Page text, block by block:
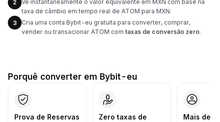
2
Vê instantaneamente o valor equivalente em MXN com base na
taxa de câmbio em tempo real de ATOM para MXN.
3
Cria uma conta Bybit-eu gratuita para converter, comprar,
vender ou transacionar ATOM com taxas de conversão zero.
Porquê converter em Bybit-eu
Prova de Reservas
Zero taxas de
Mais de